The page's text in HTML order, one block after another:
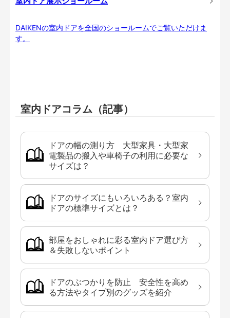
DAIKENの室内ドアを全国のショールームでご覧いただけま
す。
室内ドアコラム（記事）
ドアの幅の測り方 大型家具・大型家
電製品の搬入や車椅子の利用に必要な
サイズは？
ドアのサイズにもいろいろある？室内
ドアの標準サイズとは？
部屋をおしゃれに彩る室内ドア選び方
＆失敗しないポイント
ドアのぶつかりを防止 安全性を高め
る方法やタイプ別のグッズを紹介